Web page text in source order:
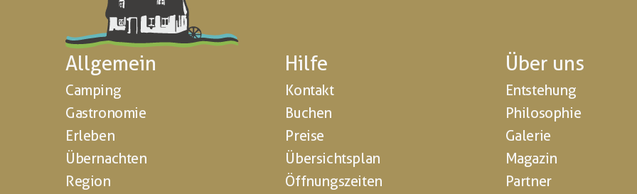
Allgemein
Camping
Gastronomie
Erleben
Übernachten
Region
Hilfe
Kontakt
Buchen
Preise
Übersichtsplan
Öffnungszeiten
Über uns
Entstehung
Philosophie
Galerie
Magazin
Partner